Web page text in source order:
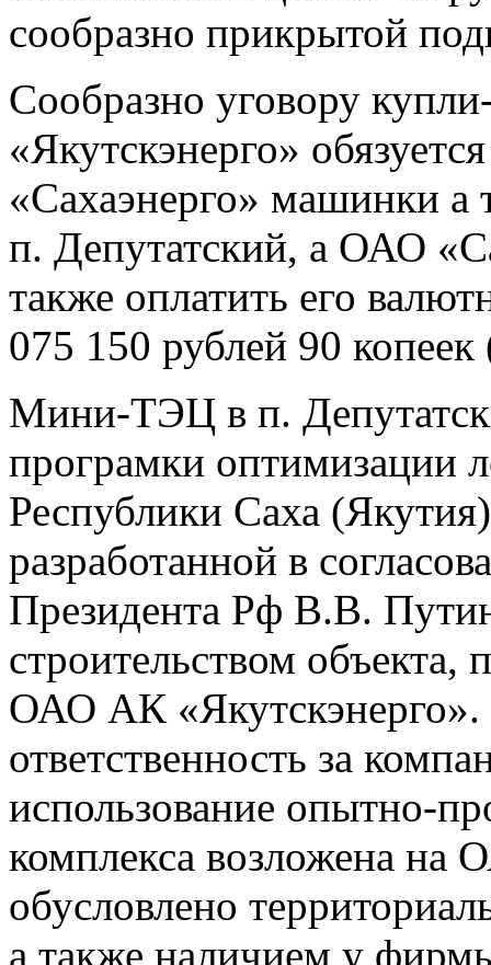
сообразно прикрытой
Сообразно уговору
«Якутскэнерго»
«Сахаэнерго» машинки
п. Депутатский, а ОАО
также оплатить его
075 150 рублей 90
Мини-ТЭЦ в п.
програмки оптимизации
Республики Саха
разработанной в
Президента Рф В.В.
строительством объекта,
ОАО АК «Якутскэнерго».
ответственность за
использование опытно-
комплекса возложена на
обусловлено
а также наличием у